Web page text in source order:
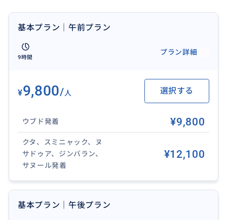
↓
13:30 ランチ（インドネシア料理ビュッフェ）
↓
↓
17:00 ホテル到着
ございます
✨ 効率よく満喫した旅を ✨
お客様のホテルへ往復送迎。
お迎えホテルとお送りホテルは違ってもOK！また空港
送迎も可能なので、初日、最終日、ホテル移動日を利
用してツアーに参加。貴重な旅の時間を有効活用でき
基本プラン｜午前プラン
9時間
プラン詳細
¥9,800/人 選択する
ウブド発着 ¥9,800
クタ、スミニャック、ヌ
サドゥア、ジンバラン、
サヌール発着
¥12,100
基本プラン｜午後プラン